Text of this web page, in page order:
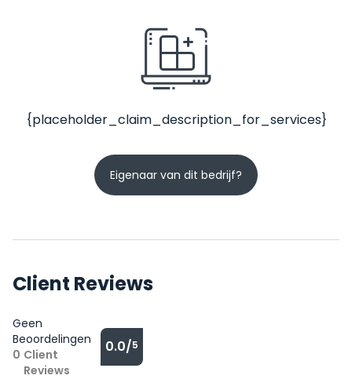
{placeholder_claim_description_for_services}
Eigenaar van dit bedrijf?
Client Reviews
Geen
Beoordelingen
0 Client
Reviews
0.0/5